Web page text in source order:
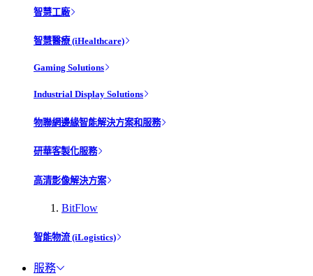
智慧工廠
智慧醫療 (iHealthcare)
Gaming Solutions
Industrial Display Solutions
物聯網邊緣智能解決方案和服務
研華客製化服務
高清影像解決方案
BitFlow
智能物流 (iLogistics)
服務